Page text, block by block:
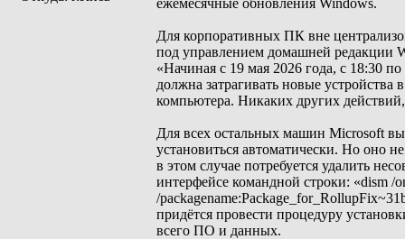
ежемесячные обновления Windows.
Для корпоративных ПК вне
под управлением домашней редакции
«Начиная с 19 мая 2026 года, с 18:30
должна затрагивать новые устройства
компьютера. Никаких других
Для всех остальных машин Microsoft
установиться автоматически. Но оно
в этом случае потребуется удалить
интерфейсе командной строки: «dism /
/
придётся провести процедуру
всего ПО и данных.